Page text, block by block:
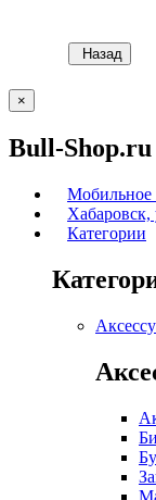
Назад
×
Bull-Shop.ru
Мобильное
Хабаровск,
Категории